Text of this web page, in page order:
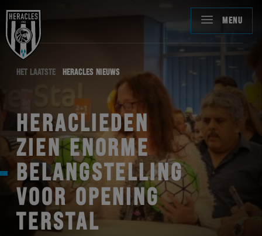
MENU
HET LAATSTE HERACLES NIEUWS
HERACLIEDEN
ZIEN ENORME
BELANGSTELLING
VOOR OPENING
TERSTAL